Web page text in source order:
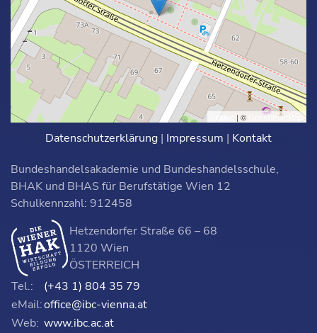
Leaflet | © OpenStreetMap
Datenschutzerklärung | Impressum | Kontakt
Bundeshandelsakademie und Bundeshandelsschule,
BHAK und BHAS für Berufstätige Wien 12
Schulkennzahl: 912458
Hetzendorfer Straße 66 – 68
1120 Wien
ÖSTERREICH
Tel.:
(+43 1) 804 35 79
eMail:office@ibc-vienna.at
Web: www.ibc.ac.at